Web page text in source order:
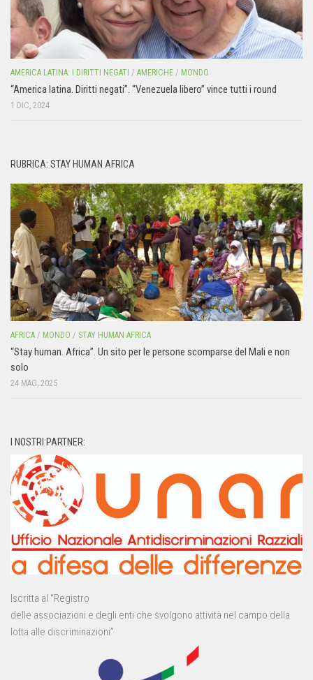
AMERICA LATINA: I DIRITTI NEGATI / AMERICHE / MONDO
“America latina. Diritti negati”. “Venezuela libero” vince tutti i round
1 DIC, 2024
RUBRICA: STAY HUMAN AFRICA
AFRICA / MONDO / STAY HUMAN AFRICA
“Stay human. Africa”. Un sito per le persone scomparse del Mali e non
solo
24 MAG, 2025
I NOSTRI PARTNER:
Iscritta al “Registro
delle associazioni e degli enti che svolgono attività nel campo della
lotta alle discriminazioni”